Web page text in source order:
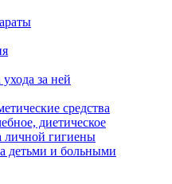
за ней
средства
диетическое
личной гигиены
детьми и больными